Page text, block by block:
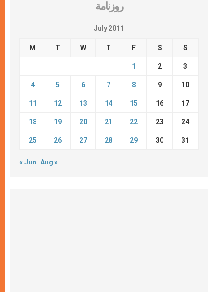
روزنامة
July 2011
M T W T F S S
1 2 3
4 5 6 7 8 9 10
11 12 13 14 15 16 17
18 19 20 21 22 23 24
25 26 27 28 29 30 31
« Jun Aug »